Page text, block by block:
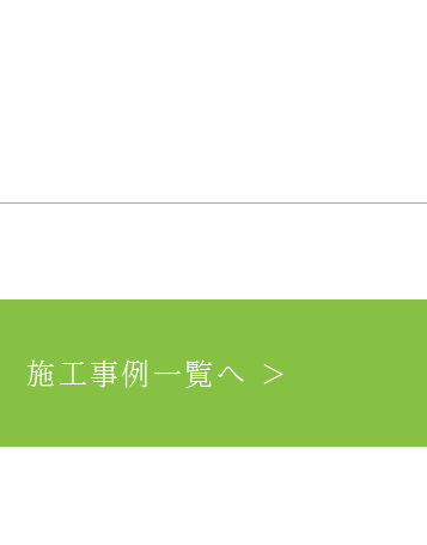
施工事例一覧へ ＞